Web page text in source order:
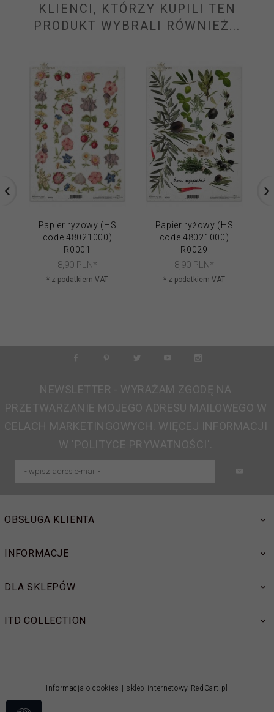
KLIENCI, KTÓRZY KUPILI TEN
PRODUKT WYBRALI RÓWNIEŻ...
Papier ryżowy (HS
code 48021000)
R0001
8,90 PLN*
* z podatkiem VAT
Papier ryżowy (HS
code 48021000)
R0029
8,90 PLN*
* z podatkiem VAT
NEWSLETTER - WYRAŻAM ZGODĘ NA
PRZETWARZANIE MOJEGO ADRESU MAILOWEGO W
CELACH MARKETINGOWYCH. WIĘCEJ INFORMACJI
W 'POLITYCE PRYWATNOŚCI'.
OBSŁUGA KLIENTA
INFORMACJE
DLA SKLEPÓW
ITD COLLECTION
Informacja o cookies sklep internetowy RedCart.pl